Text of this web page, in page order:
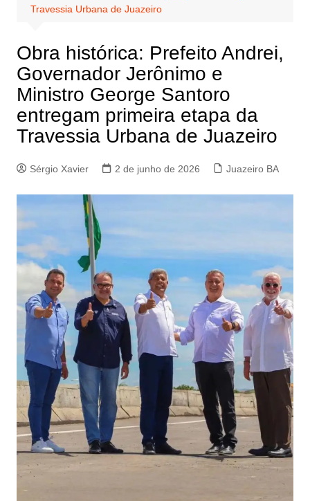
Travessia Urbana de Juazeiro
Obra histórica: Prefeito Andrei,
Governador Jerônimo e
Ministro George Santoro
entregam primeira etapa da
Travessia Urbana de Juazeiro
Sérgio Xavier 2 de junho de 2026 Juazeiro BA